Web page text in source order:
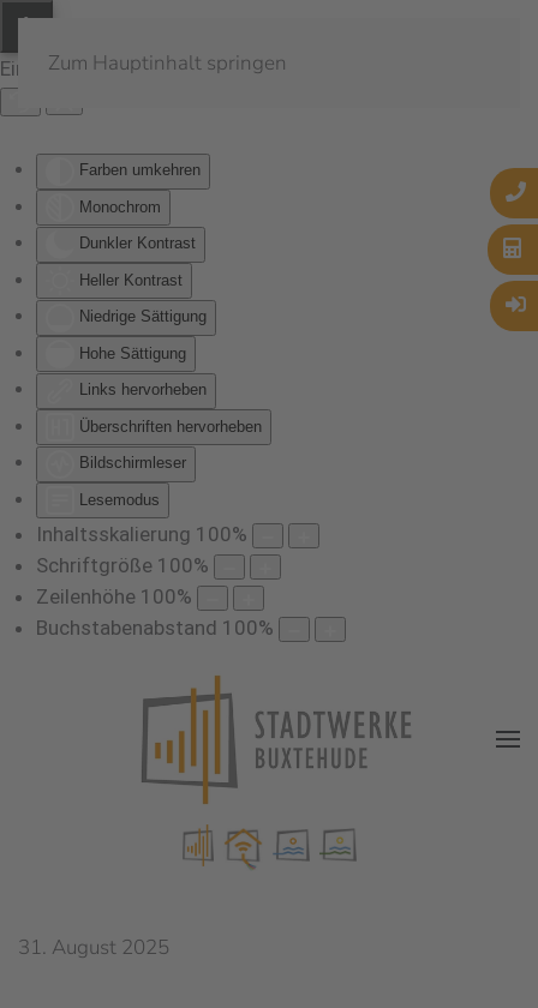
Eingabehilfen öffnen
Farben umkehren
Monochrom
Dunkler Kontrast
Heller Kontrast
Niedrige Sättigung
Hohe Sättigung
Links hervorheben
Überschriften hervorheben
Bildschirmleser
Lesemodus
Inhaltsskalierung 100%
Schriftgröße 100%
Zeilenhöhe 100%
Buchstabenabstand 100%
Zum Hauptinhalt springen
31. August 2025